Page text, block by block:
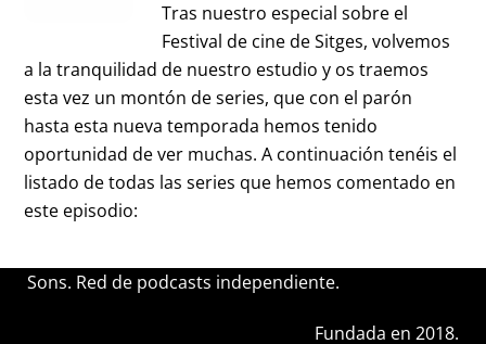
Tras nuestro especial sobre el
Festival de cine de Sitges, volvemos
a la tranquilidad de nuestro estudio y os traemos
esta vez un montón de series, que con el parón
hasta esta nueva temporada hemos tenido
oportunidad de ver muchas. A continuación tenéis el
listado de todas las series que hemos comentado en
este episodio:
Sons. Red de podcasts independiente.
Fundada en 2018.